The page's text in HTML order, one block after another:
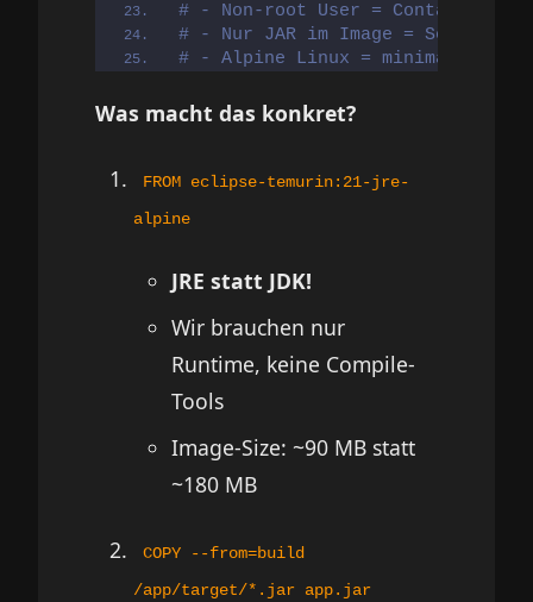
# - Non-root User = Container
# - Nur JAR im Image = Source-
# - Alpine Linux = minimale
Was macht das konkret?
FROM eclipse-temurin:21-jre-
alpine
JRE statt JDK!
Wir brauchen nur
Runtime, keine Compile-
Tools
Image-Size: ~90 MB statt
~180 MB
COPY --from=build
/app/target/*.jar app.jar